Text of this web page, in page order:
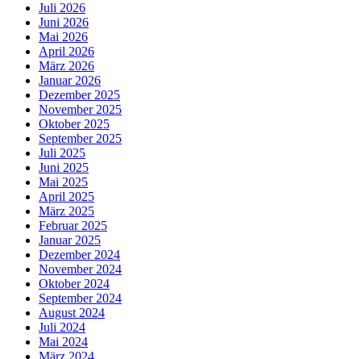
Juli 2026
Juni 2026
Mai 2026
April 2026
März 2026
Januar 2026
Dezember 2025
November 2025
Oktober 2025
September 2025
Juli 2025
Juni 2025
Mai 2025
April 2025
März 2025
Februar 2025
Januar 2025
Dezember 2024
November 2024
Oktober 2024
September 2024
August 2024
Juli 2024
Mai 2024
März 2024